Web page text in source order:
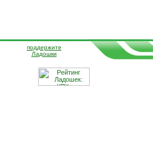
поддержите
Ладошки